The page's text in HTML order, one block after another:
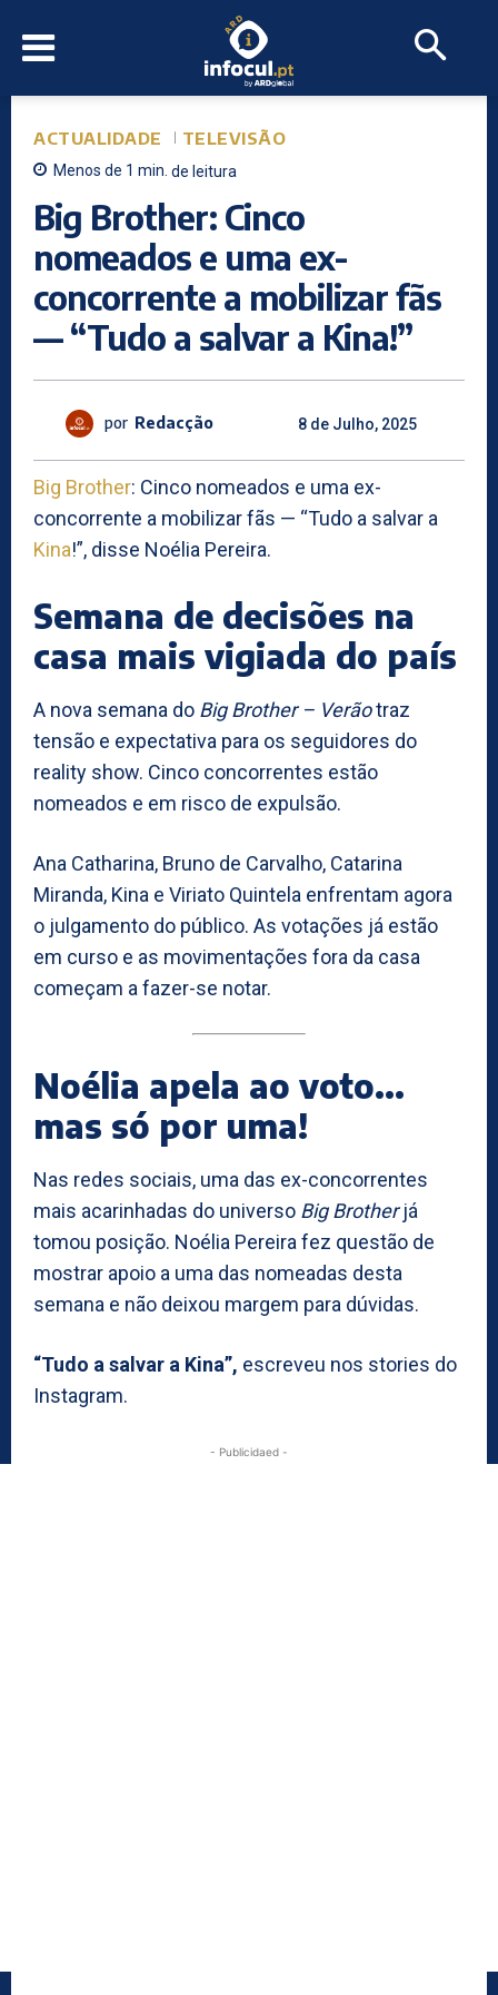
ACTUALIDADE TELEVISÃO
Menos de 1 min. de leitura
Big Brother: Cinco
nomeados e uma ex-
concorrente a mobilizar fãs
— “Tudo a salvar a Kina!”
por Redacção 8 de Julho, 2025
Big Brother: Cinco nomeados e uma ex-
concorrente a mobilizar fãs — “Tudo a salvar a
Kina!”, disse Noélia Pereira.
Semana de decisões na
casa mais vigiada do país
A nova semana do Big Brother – Verãotraz
tensão e expectativa para os seguidores do
reality show. Cinco concorrentes estão
nomeados e em risco de expulsão.
Ana Catharina, Bruno de Carvalho, Catarina
Miranda, Kina e Viriato Quintela enfrentam agora
o julgamento do público. As votações já estão
em curso e as movimentações fora da casa
começam a fazer-se notar.
Noélia apela ao voto…
mas só por uma!
Nas redes sociais, uma das ex-concorrentes
mais acarinhadas do universo Big Brotherjá
tomou posição. Noélia Pereira fez questão de
mostrar apoio a uma das nomeadas desta
semana e não deixou margem para dúvidas.
“Tudo a salvar a Kina”, escreveu nos stories do
Instagram.
- Publicidaed -